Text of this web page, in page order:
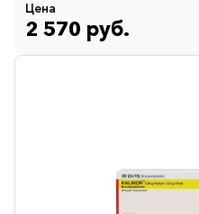
Цена
2 570 руб.